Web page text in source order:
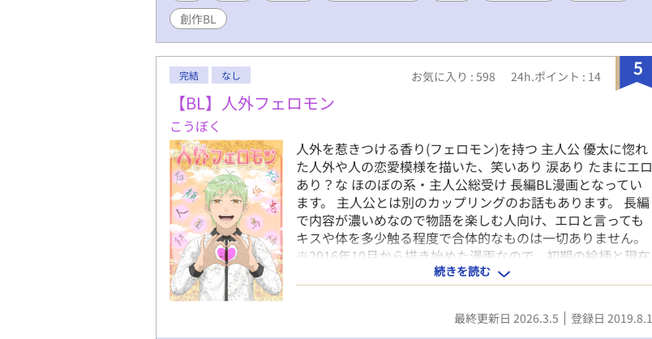
創作BL
5
完結 なし お気に入り : 598 24h.ポイント : 14
【BL】人外フェロモン
こうぼく
人外を惹きつける香り(フェロモン)を持つ 主人公 優太に惚れ
た人外や人の恋愛模様を描いた、笑いあり 涙あり たまにエロ
あり？な ほのぼの系・主人公総受け 長編BL漫画となってい
ます。 主人公とは別のカップリングのお話もあります。 長編
で内容が濃いめなので物語を楽しむ人向け、エロと言っても
キスや体を多少触る程度で合体的なものは一切ありません。
※2016年10月から描き始めた漫画なので、初期の絵柄と現在
の絵柄がだいぶ違っていますが、描きながら画力アップに努
めているので生温かい目で見てやって下さいm(_ _)m
※2020.3.15 商業移行により、【名前は契約？】以降の本編
と一部の番外編を削除しました。
続きを読む
最終更新日 2026.3.5 登録日 2019.8.1